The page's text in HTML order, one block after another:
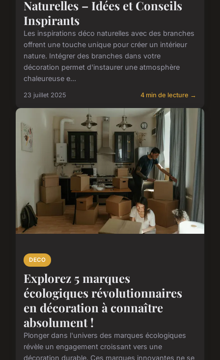
Naturelles – Idées et Conseils
Inspirants
Les inspirations déco naturelles avec des branches
offrent une touche unique pour créer un intérieur
nature. Intégrer des branches dans votre
décoration permet d'instaurer une atmosphère
chaleureuse e...
23 juillet 2025 4 min de lecture →
DECO
Explorez 5 marques
écologiques révolutionnaires
en décoration à connaître
absolument !
Plonger dans l'univers des marques écologiques
révèle un engagement croissant vers une
décoration durable. Ces marques innovantes ne se